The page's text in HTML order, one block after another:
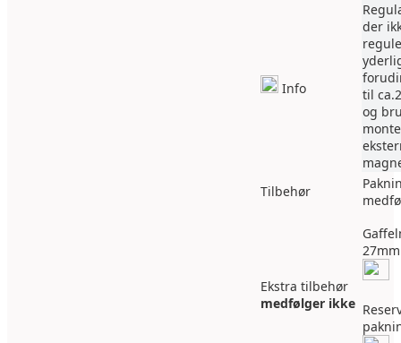
Info
der
til
og
Tilbehør
Ekstra tilbehør
medfølger ikke
27mm